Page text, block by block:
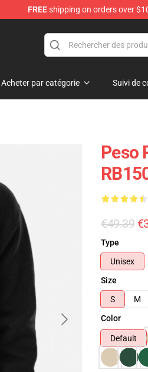
FREEshipping on orders over
Acheter par catégorie Suivi de
Peso
€49.39
Type
Unisex
Size
S
M
Color
Default